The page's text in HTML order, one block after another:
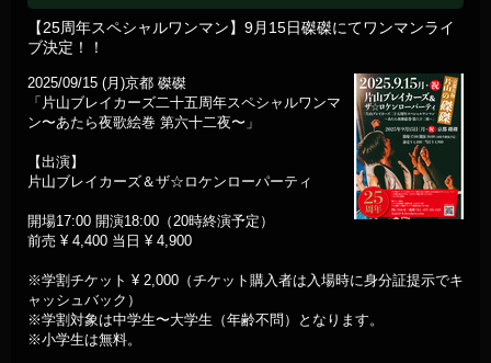
【25周年スペシャルワンマン】9月15日磔磔にてワンマンライ
ブ決定！！
2025/09/15 (月)京都 磔磔
「片山ブレイカーズ二十五周年スペシャルワンマ
ン〜あたら夜歌絵巻 第六十二夜〜」
【出演】
片山ブレイカーズ＆ザ☆ロケンローパーティ
開場17:00 開演18:00（20時終演予定）
前売 ¥ 4,400 当日 ¥ 4,900
※学割チケット ¥ 2,000（チケット購入者は入場時に身分証提示でキ
ャッシュバック）
※学割対象は中学生〜大学生（年齢不問）となります。
※小学生は無料。